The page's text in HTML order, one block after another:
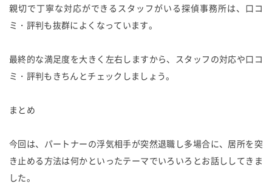
親切で丁寧な対応ができるスタッフがいる探偵事務所は、口コ
ミ・評判も抜群によくなっています。
最終的な満足度を大きく左右しますから、スタッフの対応や口コ
ミ・評判もきちんとチェックしましょう。
まとめ
今回は、パートナーの浮気相手が突然退職し多場合に、居所を突
き止める方法は何かといったテーマでいろいろとお話ししてきま
した。